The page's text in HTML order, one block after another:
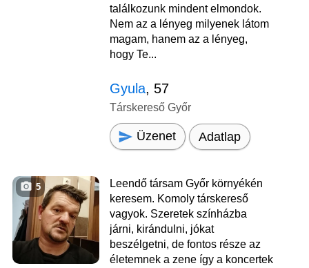
találkozunk mindent elmondok.
Nem az a lényeg milyenek látom
magam, hanem az a lényeg,
hogy Te...
Gyula, 57
Társkereső Győr
Üzenet Adatlap
5
Leendő társam Győr környékén
keresem. Komoly társkereső
vagyok. Szeretek színházba
járni, kirándulni, jókat
beszélgetni, de fontos része az
életemnek a zene így a koncertek